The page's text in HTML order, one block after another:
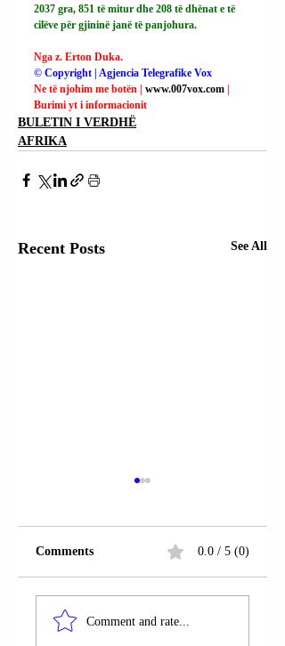
2037 gra, 851 të mitur dhe 208 të dhënat e të
cilëve për gjininë janë të panjohura.
Nga z. Erton Duka.
© Copyright | Agjencia Telegrafike Vox
Ne të njohim me botën | www.007vox.com |
Burimi yt i informacionit
BULETIN I VERDHË
AFRIKA
Recent Posts See All
NDËRKOMBËTARE
Comments 0.0 / 5 (0)
Comment and rate...